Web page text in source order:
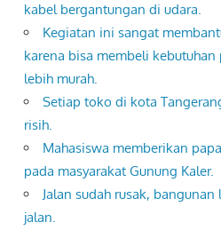
kabel bergantungan di udara.
Kegiatan ini sangat
karena bisa membeli
lebih murah.
Setiap toko di kota
risih.
Mahasiswa memberikan
pada masyarakat Gunung Kaler.
Jalan sudah rusak,
jalan.